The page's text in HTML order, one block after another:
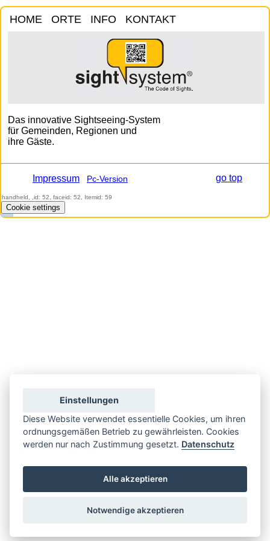
HOME ORTE INFO KONTAKT
Das innovative Sightseeing-System
für Gemeinden, Regionen und
ihre Gäste.
go top
Impressum Pc-Version
handheld, ,id: 52, faceid: 52, Itemid: 59
Cookie settings
Einstellungen
Diese Website verwendet essentielle Cookies, um ihren
ordnungsgemäßen Betrieb zu gewährleisten. Cookies
werden nur nach Zustimmung gesetzt. Datenschutz
Alle akzeptieren
Notwendige akzeptieren